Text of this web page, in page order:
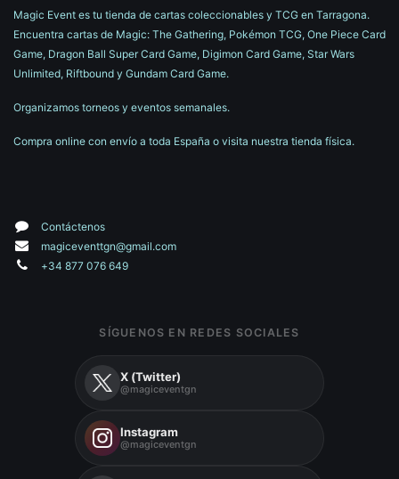
Magic Event es tu tienda de cartas coleccionables y TCG en Tarragona.
Encuentra cartas de Magic: The Gathering, Pokémon TCG, One Piece Card
Game, Dragon Ball Super Card Game, Digimon Card Game, Star Wars
Unlimited, Riftbound y Gundam Card Game.
Organizamos torneos y eventos semanales.
Compra online con envío a toda España o visita nuestra tienda física.
Contáctenos
magiceventtgn@gmail.com
+34 877 076 649
SÍGUENOS EN REDES SOCIALES
X (Twitter)
@magiceventgn
Instagram
@magiceventgn